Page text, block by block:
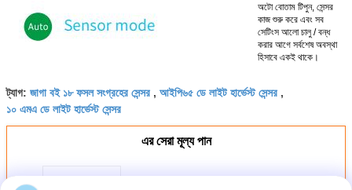
অটো বোতাম টিপুন, সেন্সর
কাজ শুরু করে এবং সব
সেটিংস আলো চালু / বন্ধ
করার আগে সর্বশেষ অবস্থা
হিসাবে একই থাকে।
ট্যাগ: জাগা বই ১৮ ফসল সংগ্রহের সেন্সর , আইপি৬৫ ডে লাইট হার্ভেস্ট সেন্সর ,
১০ এমএ ডে লাইট হার্ভেস্ট সেন্সর
এর সেরা মূল্য পান